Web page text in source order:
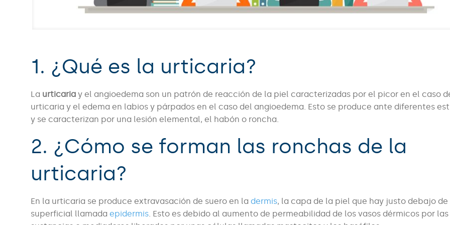
1. ¿Qué es la urticaria?
La urticariay el angioedema son un patrón de reacción de la piel caracterizadas por el picor en el caso
urticaria y el edema en labios y párpados en el caso del angioedema. Esto se produce ante diferentes
y se caracterizan por una lesión elemental, el habón o roncha.
2. ¿Cómo se forman las ronchas de la
urticaria?
En la urticaria se produce extravasación de suero en ladermis, la capa de la piel que hay justo debajo de
superficial llamadaepidermis. Esto es debido al aumento de permeabilidad de los vasos dérmicos por las